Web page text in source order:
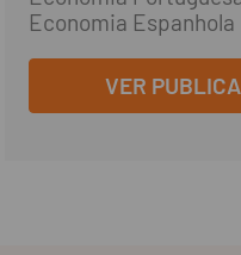
Economia Espanhola
VER